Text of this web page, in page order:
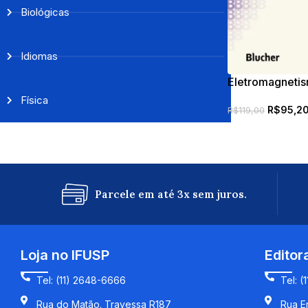
Biológicas
Idiomas
Física
R$119,00 R$95,20
Parcele em até 3x sem juros.
Loja no IFUSP
Tel: (11) 2648-6666
Rua do Matão. Travessa R187
Tel:
Rua